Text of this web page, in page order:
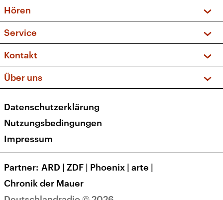
Sendungen und Podcasts
Musikliste
Kakadu – Das Kinderprogramm
Hören
Frequenzen (UKW + DAB+)
Service
FAQ
Apps
Newsletter
Veranstaltungen
Kontakt
Social Media
Über uns
Presse
Karriere
Transparenz
Datenschutzerklärung
Nutzungsbedingungen
Impressum
Partner ARD | ZDF | Phoenix | arte |
Chronik der Mauer